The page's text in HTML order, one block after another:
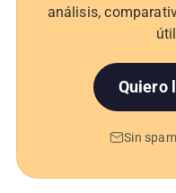
análisis,
Quiero
Sin